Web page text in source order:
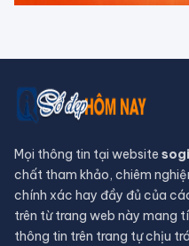
lịch: Tài
CHUYỆN TÂM LINH
Tháng 7
Thần
dễ dàng